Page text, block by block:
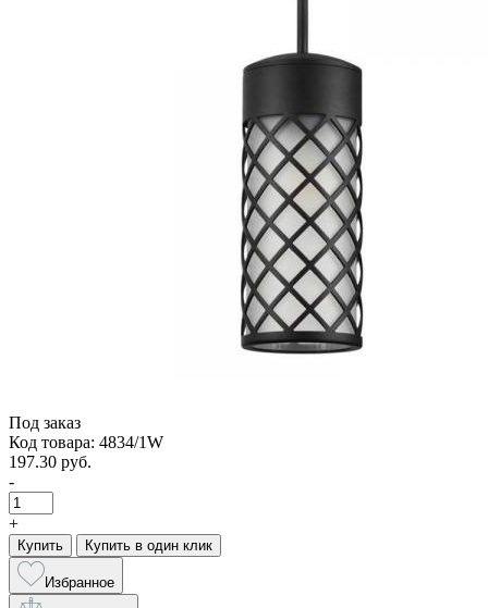
Под заказ
Код товара: 4834/1W
197.30 руб.
-
+
Купить Купить в один клик
Избранное